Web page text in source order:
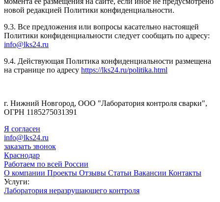
новой редакцией Политики конфиденциальности.
9.3. Все предложения или вопросы касательно настоящей
Политики конфиденциальности следует сообщать по адресу:
info@lks24.ru
9.4. Действующая Политика конфиденциальности размещена
на странице по адресу https://lks24.ru/politika.html
г. Нижний Новгород, ООО "Лаборатория контроля сварки",
ОГРН 1185275031391
Я согласен
info@lks24.ru
заказать звонок
Краснодар
Работаем по всей России
О компании Проекты Отзывы Статьи Вакансии Контакты
Услуги:
Лаборатория неразрушающего контроля